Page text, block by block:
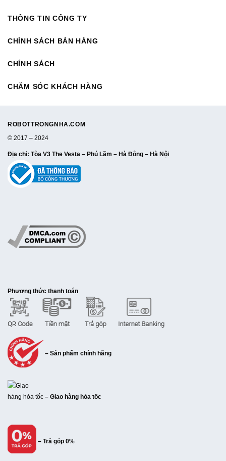
THÔNG TIN CÔNG TY
CHÍNH SÁCH BÁN HÀNG
CHÍNH SÁCH
CHĂM SÓC KHÁCH HÀNG
ROBOTTRONGNHA.COM
© 2017 – 2024
Địa chỉ: Tòa V3 The Vesta – Phú Lãm – Hà Đông – Hà Nội
Phương thức thanh toán
– Sản phẩm chính hãng
– Giao hàng hỏa tốc
– Trả góp 0%